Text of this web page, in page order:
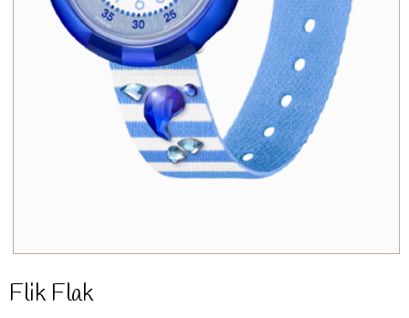
Flik Flak